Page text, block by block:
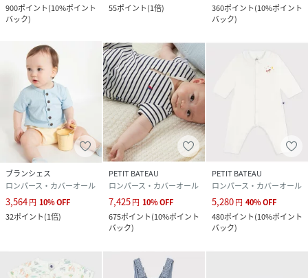
900ポイント(10%ポイント
バック)
55ポイント(1倍)
360ポイント(10%ポイント
バック)
ブランシェス
ロンパース・カバーオール
3,564円 10%OFF
32ポイント(1倍)
PETIT BATEAU
ロンパース・カバーオール
7,425円 10%OFF
675ポイント(10%ポイント
バック)
PETIT BATEAU
ロンパース・カバーオール
5,280円 40%OFF
480ポイント(10%ポイント
バック)